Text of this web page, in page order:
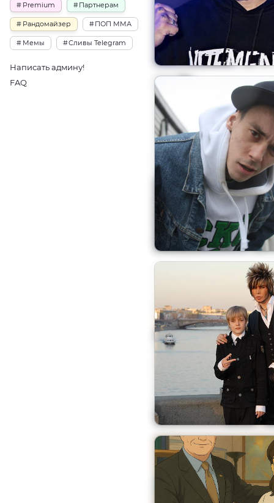
Premium Партнерам
Рандомайзер ПОП ММА
Мемы Сливы Telegram
Написать админу!
FAQ